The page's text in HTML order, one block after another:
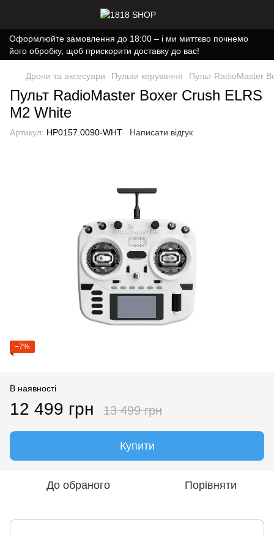
Оформлюйте замовлення до 18:00 – і ми миттєво почнемо
його обробку, щоб прискорити доставку до вас!
Дрони та аксесуари Пульти керування Пульт RadioMaster
Пульт RadioMaster Boxer Crush ELRS
M2 White
Артикул: HP0157.0090-WHT Написати відгук
−7%
В наявності
12 499 грн 13 499 грн
Купити
До обраного Порівняти